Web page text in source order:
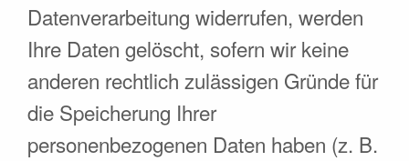
Datenverarbeitung widerrufen, werden
Ihre Daten gelöscht, sofern wir keine
anderen rechtlich zulässigen Gründe für
die Speicherung Ihrer
personenbezogenen Daten haben (z. B.